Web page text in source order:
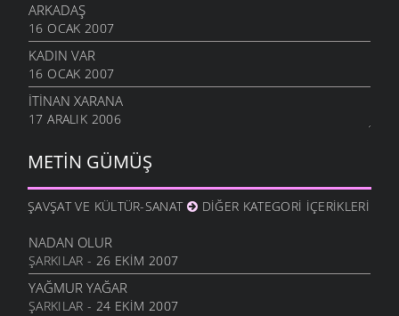
ARKADAŞ
16 OCAK 2007
KADIN VAR
16 OCAK 2007
İTINAN XARANA
17 ARALIK 2006
METIN GÜMÜŞ
ŞAVŞAT VE KÜLTÜR-SANAT DIĞER KATEGORI İÇERIKLERI
NADAN OLUR
ŞARKILAR - 26 EKIM 2007
YAĞMUR YAĞAR
ŞARKILAR - 24 EKIM 2007